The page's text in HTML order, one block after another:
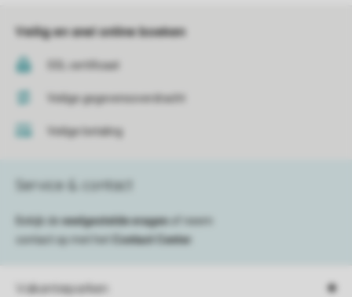
Veilig en snel online boeken
SSL certificaat
Veilige gegevensoverdracht
Veilige betaling
Vakantieparken
Service & contact
Bekijk de veelgestelde vragen
of neem
contact op met het
Contact Center